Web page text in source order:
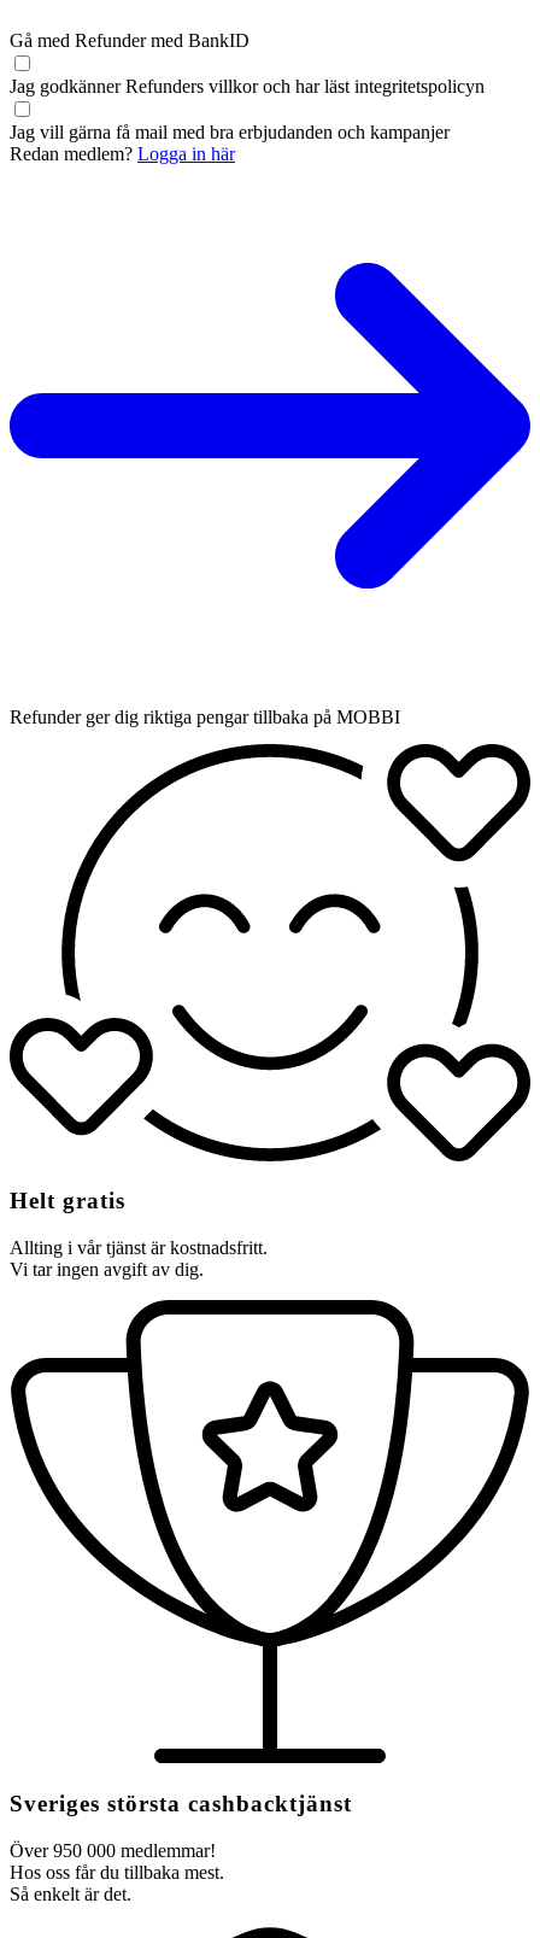
Gå med Refunder med BankID
Jag godkänner Refunders villkoroch har läst integritetspolicyn
Jag vill gärna få mail med bra erbjudanden och kampanjer
Redan medlem? Logga in här
Refunder ger dig riktiga pengar tillbaka på MOBBI
Helt gratis
Allting i vår tjänst är kostnadsfritt.
Vi tar ingen avgift av dig.
Sveriges största cashbacktjänst
Över 950 000 medlemmar!
Hos oss får du tillbaka mest.
Så enkelt är det.